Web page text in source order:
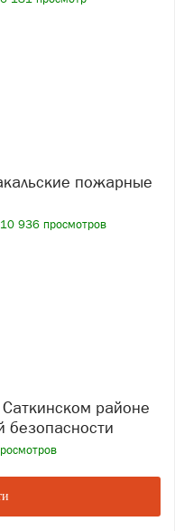
10 936 просмотров
безопасности